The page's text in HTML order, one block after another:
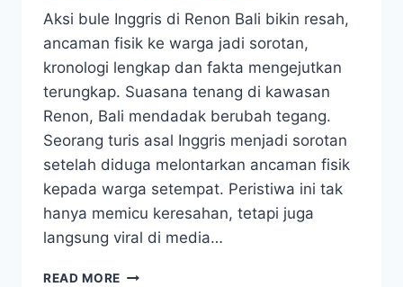
Aksi bule Inggris di Renon Bali bikin resah,
ancaman fisik ke warga jadi sorotan,
kronologi lengkap dan fakta mengejutkan
terungkap. Suasana tenang di kawasan
Renon, Bali mendadak berubah tegang.
Seorang turis asal Inggris menjadi sorotan
setelah diduga melontarkan ancaman fisik
kepada warga setempat. Peristiwa ini tak
hanya memicu keresahan, tetapi juga
langsung viral di media…
READ MORE BREAKING!